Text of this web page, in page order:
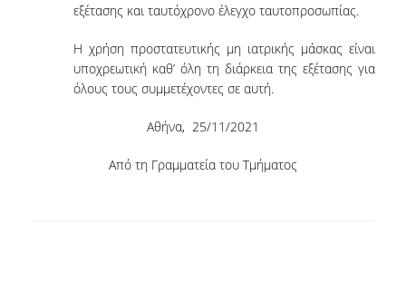
ALUMNI ASSOCIATIONS
NEWS
εξέτασης και ταυτόχρονο έλεγχο ταυτοπροσωπίας.
Η χρήση προστατευτικής μη ιατρικής μάσκας είναι
υποχρεωτική καθ’ όλη τη διάρκεια της εξέτασης για
όλους τους συμμετέχοντες σε αυτή.
Αθήνα, 25/11/2021
Από τη Γραμματεία του Τμήματος